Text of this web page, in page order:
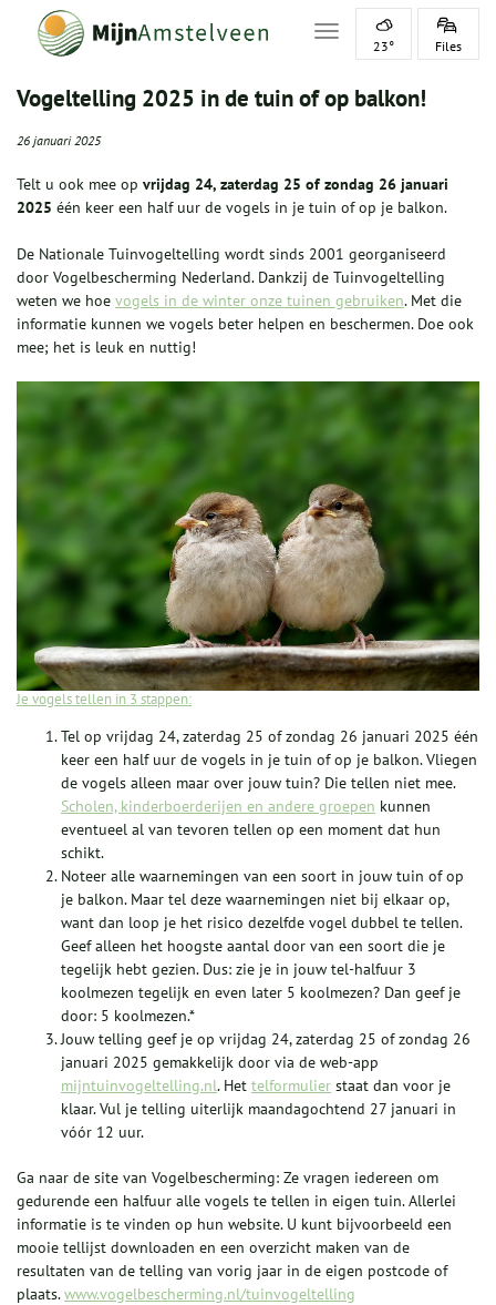
Toggle navigation
23° Files
Vogeltelling 2025 in de tuin of op balkon!
26 januari 2025
Telt u ook mee op vrijdag 24, zaterdag 25 of zondag 26 januari
2025 één keer een half uur de vogels in je tuin of op je balkon.
De Nationale Tuinvogeltelling wordt sinds 2001 georganiseerd
door Vogelbescherming Nederland. Dankzij de Tuinvogeltelling
weten we hoe vogels in de winter onze tuinen gebruiken. Met die
informatie kunnen we vogels beter helpen en beschermen. Doe ook
mee; het is leuk en nuttig!
Je vogels tellen in 3 stappen:
Tel op vrijdag 24, zaterdag 25 of zondag 26 januari 2025 één
keer een half uur de vogels in je tuin of op je balkon. Vliegen
de vogels alleen maar over jouw tuin? Die tellen niet mee.
Scholen, kinderboerderijen en andere groepen kunnen
eventueel al van tevoren tellen op een moment dat hun
schikt.
Noteer alle waarnemingen van een soort in jouw tuin of op
je balkon. Maar tel deze waarnemingen niet bij elkaar op,
want dan loop je het risico dezelfde vogel dubbel te tellen.
Geef alleen het hoogste aantal door van een soort die je
tegelijk hebt gezien. Dus: zie je in jouw tel-halfuur 3
koolmezen tegelijk en even later 5 koolmezen? Dan geef je
door: 5 koolmezen.*
Jouw telling geef je op vrijdag 24, zaterdag 25 of zondag 26
januari 2025 gemakkelijk door via de web-app
mijntuinvogeltelling.nl. Het telformulier staat dan voor je
klaar. Vul je telling uiterlijk maandagochtend 27 januari in
vóór 12 uur.
Ga naar de site van Vogelbescherming: Ze vragen iedereen om
gedurende een halfuur alle vogels te tellen in eigen tuin. Allerlei
informatie is te vinden op hun website. U kunt bijvoorbeeld een
mooie tellijst downloaden en een overzicht maken van de
resultaten van de telling van vorig jaar in de eigen postcode of
plaats.www.vogelbescherming.nl/tuinvogeltelling